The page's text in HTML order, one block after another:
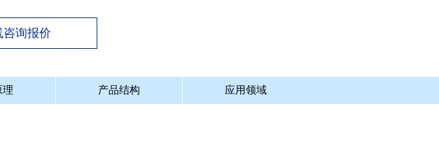
咨询报价
理 产品结构 应用领域